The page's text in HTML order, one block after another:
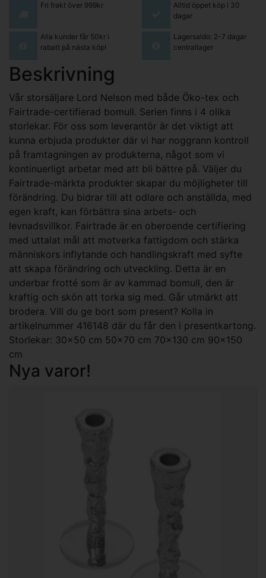
Fri frakt över 999kr
Alltid öppet köp i 30
dagar
Alla kunder får 50kr i
rabatt på nästa köp!
Lagersaldo: 2-7 dagar
centrallager
Beskrivning
Vår storsäljare Lord Nelson med både Öko-tex och
Fairtrade-certifierad bomull. Serien finns i 4 olika
storlekar. För oss som leverantör är det viktigt att
kunna erbjuda produkter där vi har noggrann kontroll
på framtagningen av produkterna, något som vi
kontinuerligt arbetar med att bli bättre på. Väljer du
Fairtrade-märkta produkter skapar du möjligheter till
förändring. Du bidrar till att odlare och anställda, med
egen kraft, kan förbättra sina arbets- och
levnadsvillkor. Fairtrade är en oberoende certifiering
med uttalat mål att motverka fattigdom och stärka
människors inflytande och handlingskraft med syfte
att skapa förändring och utveckling. Detta är en
underbar frotté som är av kammad bomull, den är
kraftig och skön att torka sig med. Går utmärkt att
brodera. Vill du ge bort som present? Kolla in
artikelnummer 416148 där du får den i presentkartong.
Storlekar: 30x50 cm 50x70 cm 70x130 cm 90x150
cm
Nya varor!